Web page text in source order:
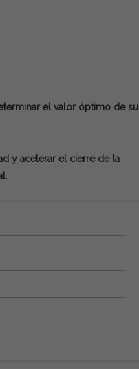
el valor óptimo de su
y acelerar el cierre de la